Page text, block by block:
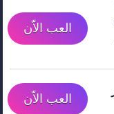
العب الاّن
العب الاّن